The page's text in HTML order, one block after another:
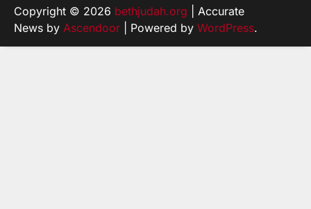
Copyright © 2026 bethjudah.org | Accurate
News by Ascendoor | Powered by WordPress.